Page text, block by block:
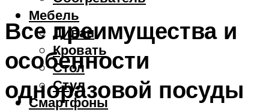
Мебель
Диван
Кровать
Стол
Стул
Смартфоны
Все преимущества и
особенности
одноразовой посуды